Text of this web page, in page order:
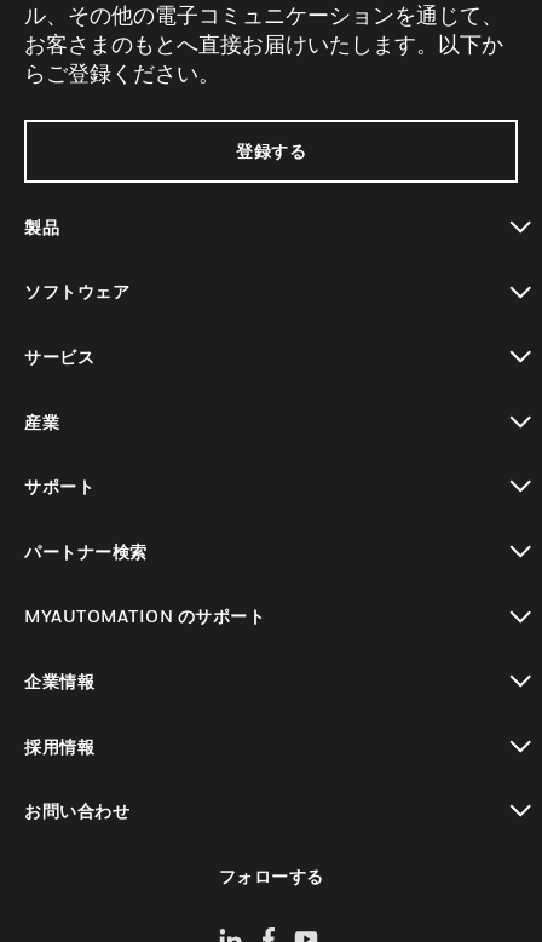
ル、その他の電子コミュニケーションを通じて、
お客さまのもとへ直接お届けいたします。以下か
らご登録ください。
登録する
製品
ソフトウェア
サービス
産業
サポート
パートナー検索
MYAUTOMATION のサポート
企業情報
採用情報
お問い合わせ
フォローする